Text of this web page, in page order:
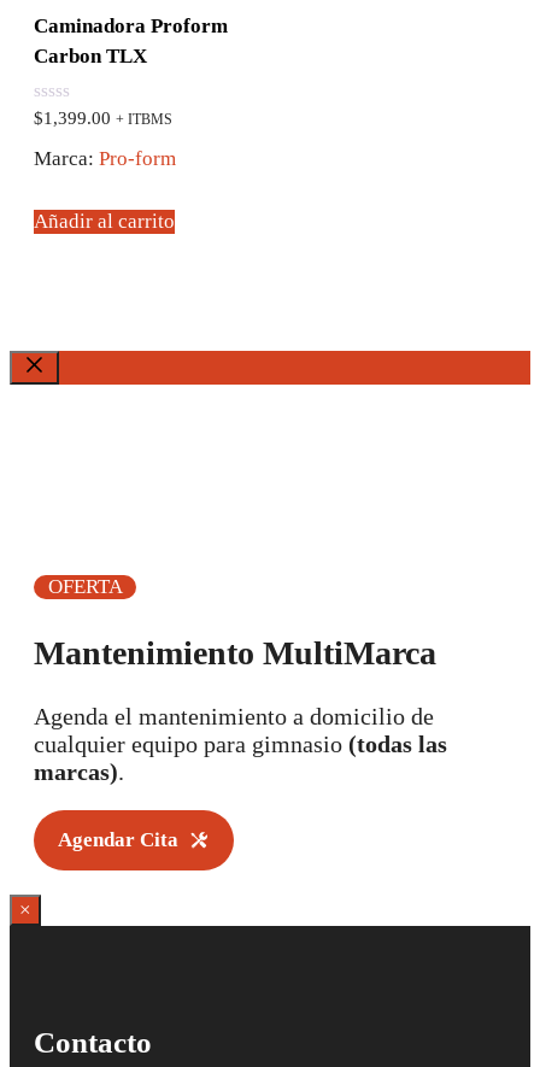
Caminadora Proform
Carbon TLX
0
5
$1,399.00 + ITBMS
Marca: Pro-form
Añadir al carrito
Cerrar
OFERTA
Mantenimiento MultiMarca
Agenda el mantenimiento a domicilio de
cualquier equipo para gimnasio (todas las
marcas).
Agendar Cita
×
Contacto